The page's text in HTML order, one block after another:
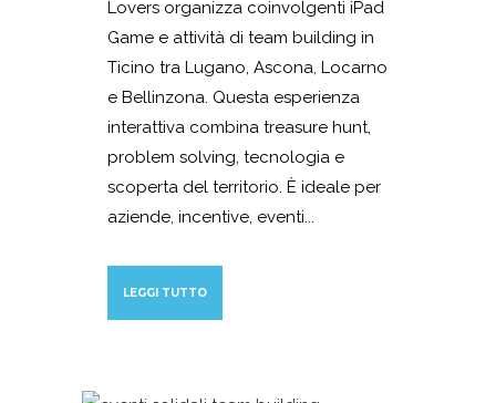
Lovers organizza coinvolgenti iPad
Game e attività di team building in
Ticino tra Lugano, Ascona, Locarno
e Bellinzona. Questa esperienza
interattiva combina treasure hunt,
problem solving, tecnologia e
scoperta del territorio. È ideale per
aziende, incentive, eventi...
LEGGI TUTTO